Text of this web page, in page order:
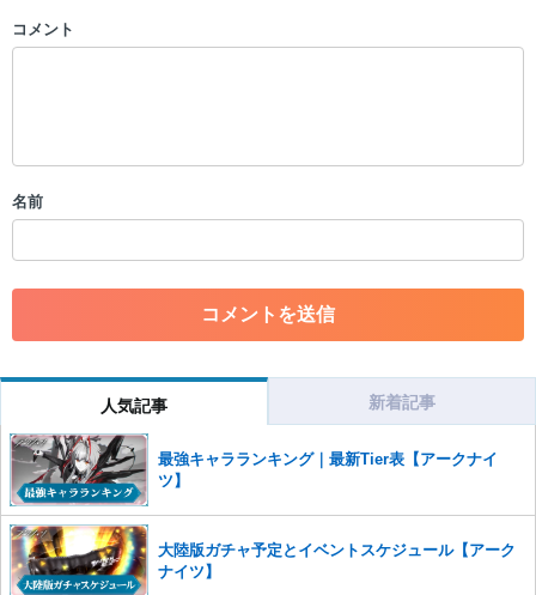
以下の書き込みを禁止とし、場合によってはコメント削除や書き込み制
・一度削除された投稿を再び投稿すること
・アカウントの売買など金銭が絡む内容の投稿
・各ゲームのネタバレを含む内容の投稿
・その他、管理者が不適切と判断した投稿
だけますでしょうか。
※投稿内容を確認後、順次対応さ
せていただきます。ご了承ください。
※一度削除したコメントは復元ができませんのでご注意くだ
さい。
また、過度な利用規約の違反や、弊社に損害の及ぶ内容の書き込みがあ
った場合は、法的措置をとらせていただく場合もございますので、あら
かじめご理解くださいませ。
コメント
名前
人気記事 新着記事
最強キャラランキング｜最新Tier表【アークナイ
ツ】
大陸版ガチャ予定とイベントスケジュール【アーク
ナイツ】